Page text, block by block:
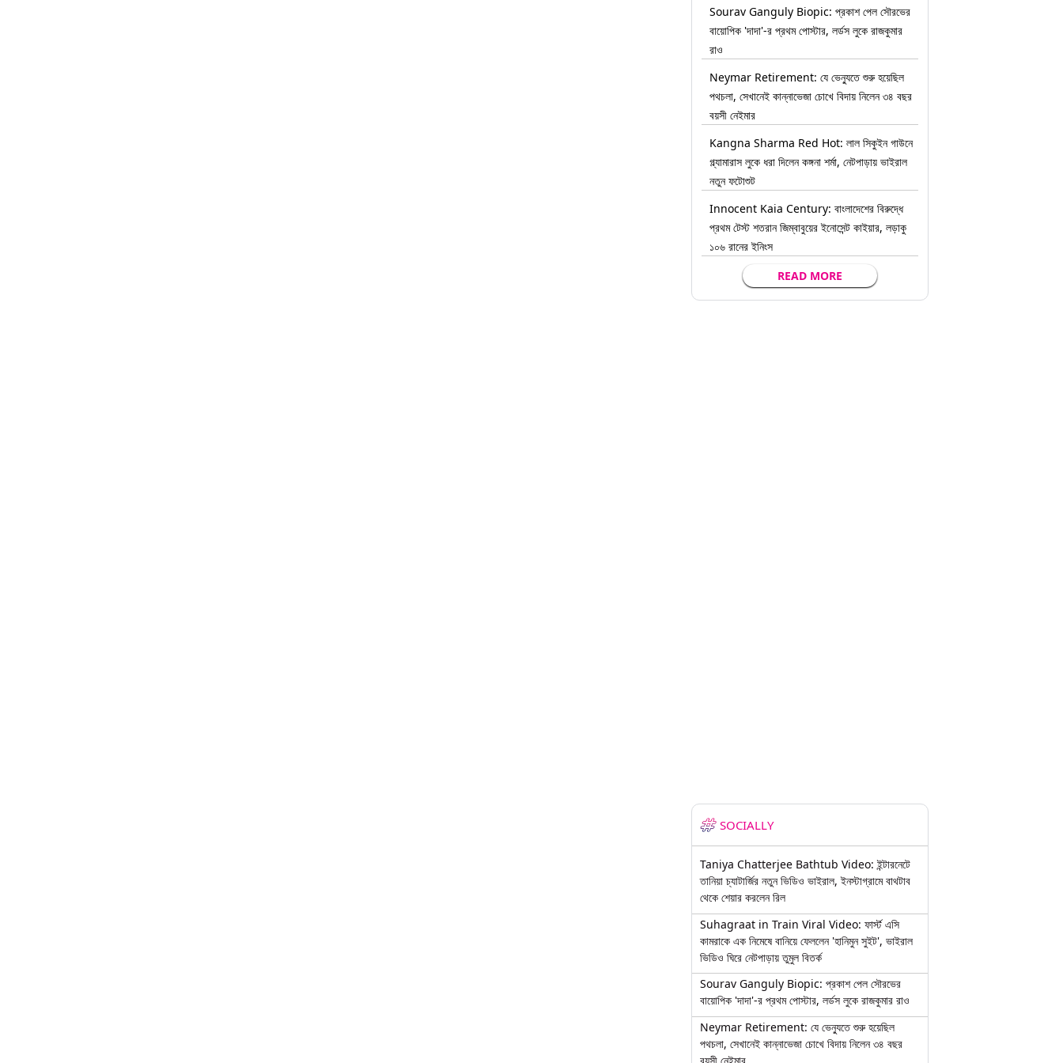
Sourav Ganguly Biopic: প্রকাশ পেল সৌরভের
বায়োপিক 'দাদা'-র প্রথম পোস্টার, লর্ডস লুকে রাজকুমার
রাও
Neymar Retirement: যে ভেন্যুতে শুরু হয়েছিল
পথচলা, সেখানেই কান্নাভেজা চোখে বিদায় নিলেন ৩৪ বছর
বয়সী নেইমার
Kangna Sharma Red Hot: লাল সিকুইন গাউনে
গ্ল্যামারাস লুকে ধরা দিলেন কঙ্গনা শর্মা, নেটপাড়ায় ভাইরাল
নতুন ফটোশুট
Innocent Kaia Century: বাংলাদেশের বিরুদ্ধে
প্রথম টেস্ট শতরান জিম্বাবুয়ের ইনোসেন্ট কাইয়ার, লড়াকু
১০৬ রানের ইনিংস
READ MORE
SOCIALLY
Taniya Chatterjee Bathtub Video: ইন্টারনেটে
তানিয়া চ্যাটার্জির নতুন ভিডিও ভাইরাল, ইনস্টাগ্রামে বাথটাব
থেকে শেয়ার করলেন রিল
Suhagraat in Train Viral Video: ফার্স্ট এসি
কামরাকে এক নিমেষে বানিয়ে ফেললেন 'হানিমুন সুইট', ভাইরাল
ভিডিও ঘিরে নেটপাড়ায় তুমুল বিতর্ক
Sourav Ganguly Biopic: প্রকাশ পেল সৌরভের
বায়োপিক 'দাদা'-র প্রথম পোস্টার, লর্ডস লুকে রাজকুমার রাও
Neymar Retirement: যে ভেন্যুতে শুরু হয়েছিল
পথচলা, সেখানেই কান্নাভেজা চোখে বিদায় নিলেন ৩৪ বছর
বয়সী নেইমার